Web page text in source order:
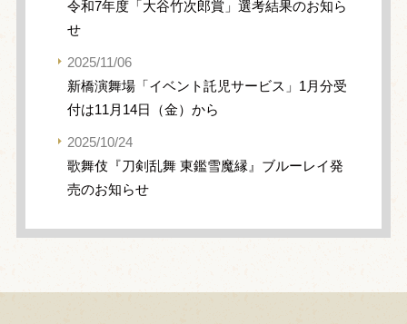
令和7年度「大谷竹次郎賞」選考結果のお知ら
せ
2025/11/06
新橋演舞場「イベント託児サービス」1月分受
付は11月14日（金）から
2025/10/24
歌舞伎『刀剣乱舞 東鑑雪魔縁』ブルーレイ発
売のお知らせ